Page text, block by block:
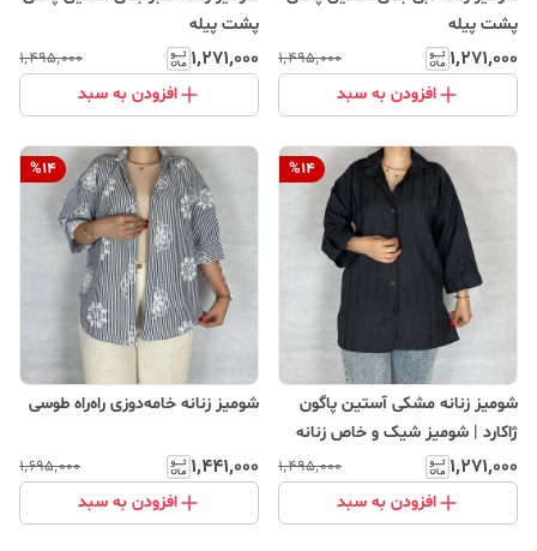
پشت پیله
۱٬۲۷۱٬۰۰۰ ۱٬۴۹۵٬۰۰۰
افزودن به سبد
پشت پیله
۱٬۲۷۱٬۰۰۰ ۱٬۴۹۵٬۰۰۰
افزودن به سبد
%14
شومیز زنانه مشکی آستین پاگون
ژاکارد | شومیز شیک و خاص زنانه
۱٬۲۷۱٬۰۰۰ ۱٬۴۹۵٬۰۰۰
افزودن به سبد
%14
شومیز زنانه خامه‌دوزی راه‌راه طوسی
۱٬۴۴۱٬۰۰۰ ۱٬۶۹۵٬۰۰۰
افزودن به سبد